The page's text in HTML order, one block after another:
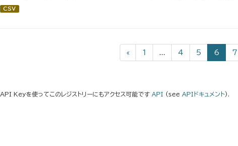
CSV
« 1 ... 4 5 6 7
API Keyを使ってこのレジストリーにもアクセス可能です API (see APIドキュメント).